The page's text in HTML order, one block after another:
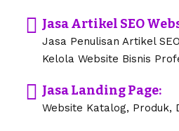
Jasa Artikel SEO
Jasa Penulisan Artikel
Kelola Website Bisnis
Jasa Landing Page:
Website Katalog, Produk,